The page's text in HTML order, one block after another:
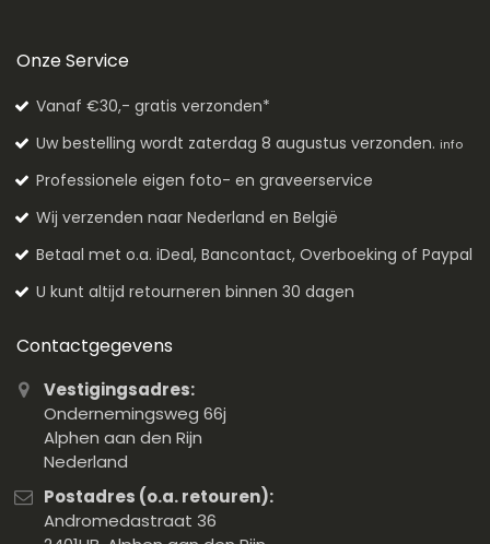
Onze Service
Vanaf €30,- gratis verzonden*
Uw bestelling wordt zaterdag 8 augustus verzonden. info
Professionele eigen foto- en graveerservice
Wij verzenden naar Nederland en België
Betaal met o.a. iDeal, Bancontact, Overboeking of Paypal
U kunt altijd retourneren binnen 30 dagen
Contactgegevens
Vestigingsadres:
Ondernemingsweg 66j
Alphen aan den Rijn
Nederland
Postadres (o.a. retouren):
Andromedastraat 36